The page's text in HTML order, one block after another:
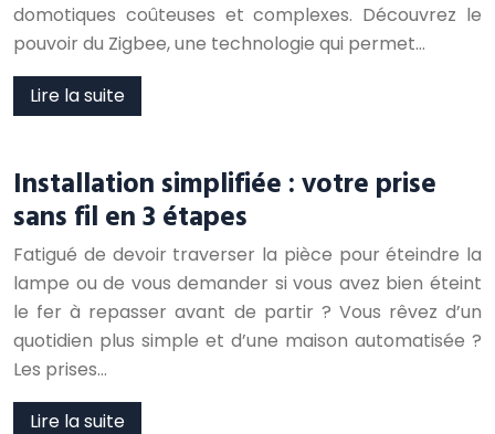
domotiques coûteuses et complexes. Découvrez le
pouvoir du Zigbee, une technologie qui permet…
Lire la suite
Installation simplifiée : votre prise
sans fil en 3 étapes
Fatigué de devoir traverser la pièce pour éteindre la
lampe ou de vous demander si vous avez bien éteint
le fer à repasser avant de partir ? Vous rêvez d’un
quotidien plus simple et d’une maison automatisée ?
Les prises…
Lire la suite